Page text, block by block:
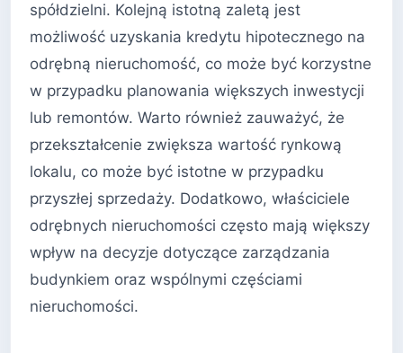
spółdzielni. Kolejną istotną zaletą jest
możliwość uzyskania kredytu hipotecznego na
odrębną nieruchomość, co może być korzystne
w przypadku planowania większych inwestycji
lub remontów. Warto również zauważyć, że
przekształcenie zwiększa wartość rynkową
lokalu, co może być istotne w przypadku
przyszłej sprzedaży. Dodatkowo, właściciele
odrębnych nieruchomości często mają większy
wpływ na decyzje dotyczące zarządzania
budynkiem oraz wspólnymi częściami
nieruchomości.